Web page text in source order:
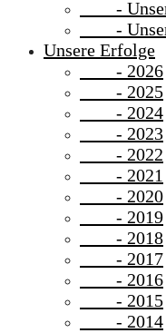
- Unser
-
Unsere Erfolge
- 2026
- 2025
- 2024
- 2023
- 2022
- 2021
- 2020
- 2019
- 2018
- 2017
- 2016
- 2015
- 2014